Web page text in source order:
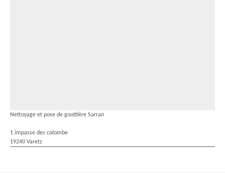
Nettoyage et pose de gouttière Sarran
1 impasse des colombe
19240 Varetz